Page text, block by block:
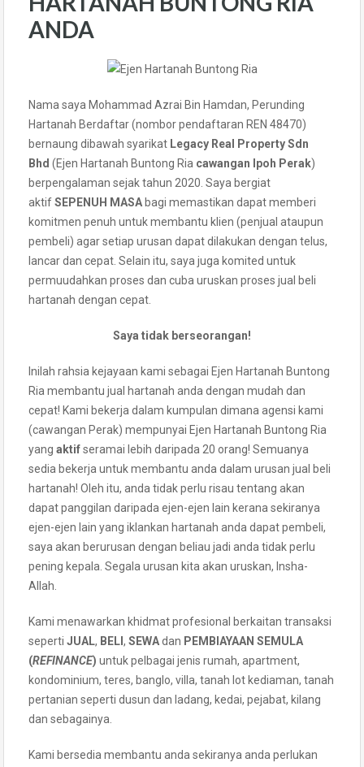
ANDA
Nama saya Mohammad Azrai Bin Hamdan, Perunding
Hartanah Berdaftar (nombor pendaftaran REN 48470)
bernaung dibawah syarikat Legacy Real Property Sdn
Bhd (Ejen Hartanah Buntong Ria cawangan Ipoh Perak)
berpengalaman sejak tahun 2020. Saya bergiat
aktifSEPENUH MASA bagi memastikan dapat memberi
komitmen penuh untuk membantu klien (penjual ataupun
pembeli) agar setiap urusan dapat dilakukan dengan telus,
lancar dan cepat. Selain itu, saya juga komited untuk
permuudahkan proses dan cuba uruskan proses jual beli
hartanah dengan cepat.
Saya tidak berseorangan!
Inilah rahsia kejayaan kami sebagai Ejen Hartanah Buntong
Ria membantu jual hartanah anda dengan mudah dan
cepat! Kami bekerja dalam kumpulan dimana agensi kami
(cawangan Perak) mempunyai Ejen Hartanah Buntong Ria
yang aktifseramai lebih daripada 20 orang! Semuanya
sedia bekerja untuk membantu anda dalam urusan jual beli
hartanah! Oleh itu, anda tidak perlu risau tentang akan
dapat panggilan daripada ejen-ejen lain kerana sekiranya
ejen-ejen lain yang iklankan hartanah anda dapat pembeli,
saya akan berurusan dengan beliau jadi anda tidak perlu
pening kepala. Segala urusan kita akan uruskan, Insha-
Allah.
Kami menawarkan khidmat profesional berkaitan transaksi
seperti JUAL, BELI , SEWAdan PEMBIAYAAN SEMULA
(REFINANCE) untuk pelbagai jenis rumah, apartment,
kondominium, teres, banglo, villa, tanah lot kediaman, tanah
pertanian seperti dusun dan ladang, kedai, pejabat, kilang
dan sebagainya.
Kami bersedia membantu anda sekiranya anda perlukan